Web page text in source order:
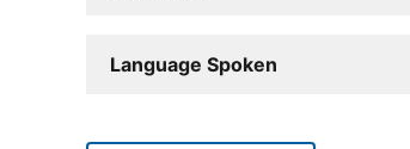
Language Spoken